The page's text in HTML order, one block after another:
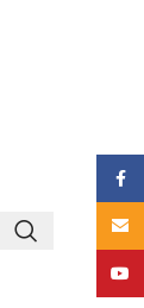
Email